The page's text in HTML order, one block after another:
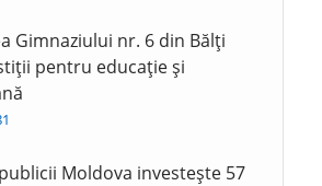
Gimnaziului nr. 6 din Bălți
pentru educație și
Moldova investește 57